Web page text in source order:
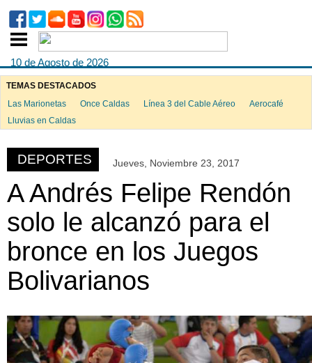
10 de Agosto de 2026
TEMAS DESTACADOS
Las Marionetas
Once Caldas Línea 3 del Cable Aéreo
Aerocafé
Lluvias en Caldas
DEPORTES Jueves, Noviembre 23, 2017
A Andrés Felipe Rendón
solo le alcanzó para el
bronce en los Juegos
Bolivarianos